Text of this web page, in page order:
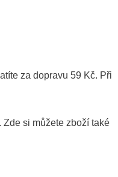
za dopravu 59 Kč. Při
si můžete zboží také